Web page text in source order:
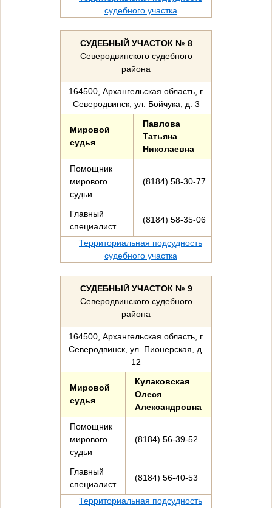
судебного участка
СУДЕБНЫЙ УЧАСТОК № 8
Северодвинского судебного
района
164500, Архангельская область, г.
Северодвинск, ул. Бойчука, д. 3
Мировой
судья
Павлова
Татьяна
Николаевна
Помощник
мирового
судьи
(8184) 58-30-77
Главный
специалист
(8184) 58-35-06
Территориальная подсудность
судебного участка
СУДЕБНЫЙ УЧАСТОК № 9
Северодвинского судебного
района
164500, Архангельская область, г.
Северодвинск, ул. Пионерская, д.
12
Мировой
судья
Кулаковская
Олеся
Александровна
Помощник
мирового
судьи
(8184) 56-39-52
Главный
специалист
(8184) 56-40-53
Территориальная подсудность